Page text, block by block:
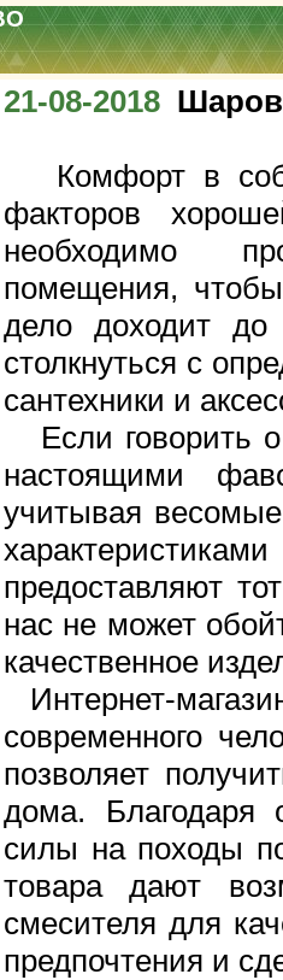
21-08-2018
Комфорт в
факторов
необходимо
помещения,
дело доходит до
столкнуться с
сантехники и
Если говорить
настоящими
учитывая
предоставляют
нас не может
качественное
Интернет-
современного
позволяет
дома. Благодаря
силы на походы
товара дают
смесителя для
предпочтения и